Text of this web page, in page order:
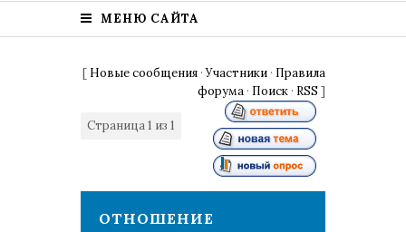
МЕНЮ САЙТА
[ Новые сообщения ·Участники · Правила
форума · Поиск · RSS ]
Страница1 из 1
ОТНОШЕНИЕ